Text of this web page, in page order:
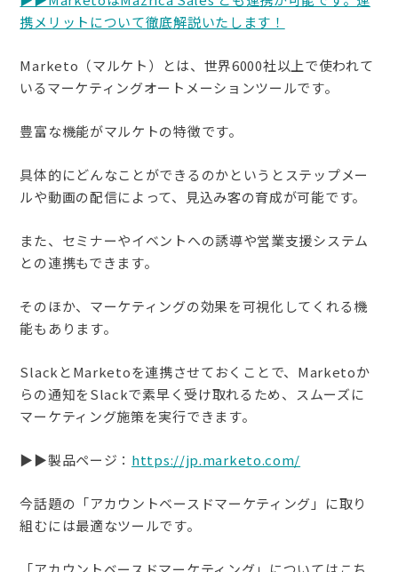
携メリットについて徹底解説いたします！
Marketo（マルケト）とは、世界6000社以上で使われて
いるマーケティングオートメーションツールです。
豊富な機能がマルケトの特徴です。
具体的にどんなことができるのかというとステップメー
ルや動画の配信によって、見込み客の育成が可能です。
また、セミナーやイベントへの誘導や営業支援システム
との連携もできます。
そのほか、マーケティングの効果を可視化してくれる機
能もあります。
SlackとMarketoを連携させておくことで、Marketoか
らの通知をSlackで素早く受け取れるため、スムーズに
マーケティング施策を実行できます。
▶︎▶︎製品ページ： https://jp.marketo.com/
今話題の「アカウントベースドマーケティング」に取り
組むには最適なツールです。